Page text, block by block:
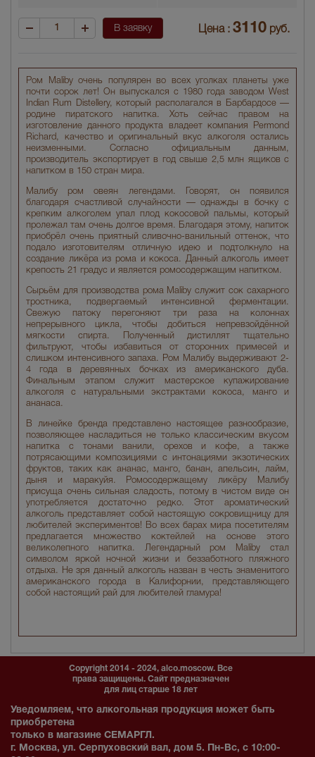
Ром Maliby очень популярен во всех уголках планеты уже
почти сорок лет! Он выпускался с 1980 года заводом West
Indian Rum Distellery, который располагался в Барбардосе —
родине пиратского напитка. Хоть сейчас правом на
изготовление данного продукта владеет компания Permond
Richard, качество и оригинальный вкус алкоголя остались
неизменными. Согласно официальным данным,
производитель экспортирует в год свыше 2,5 млн ящиков с
напитком в 150 стран мира.
Малибу ром овеян легендами. Говорят, он появился
благодаря счастливой случайности — однажды в бочку с
крепким алкоголем упал плод кокосовой пальмы, который
пролежал там очень долгое время. Благодаря этому, напиток
приобрёл очень приятный сливочно-ванильный оттенок, что
подало изготовителям отличную идею и подтолкнуло на
создание ликёра из рома и кокоса. Данный алкоголь имеет
крепость 21 градус и является ромосодержащим напитком.
Сырьём для производства рома Maliby служит сок сахарного
тростника, подвергаемый интенсивной ферментации.
Свежую патоку перегоняют три раза на колоннах
непрерывного цикла, чтобы добиться непревзойдённой
мягкости спирта. Полученный дистиллят тщательно
фильтруют, чтобы избавиться от сторонних примесей и
слишком интенсивного запаха. Ром Малибу выдерживают 2-
4 года в деревянных бочках из американского дуба.
Финальным этапом служит мастерское купажирование
алкоголя с натуральными экстрактами кокоса, манго и
ананаса.
В линейке бренда представлено настоящее разнообразие,
позволяющее насладиться не только классическим вкусом
напитка с тонами ванили, орехов и кофе, а также
потрясающими композициями с интонациями экзотических
фруктов, таких как ананас, манго, банан, апельсин, лайм,
дыня и маракуйя. Ромосодержащему ликёру Малибу
присуща очень сильная сладость, потому в чистом виде он
употребляется достаточно редко. Этот ароматический
алкоголь представляет собой настоящую сокровищницу для
любителей экспериментов! Во всех барах мира посетителям
предлагается множество коктейлей на основе этого
великолепного напитка. Легендарный ром Maliby стал
символом яркой ночной жизни и беззаботного пляжного
отдыха. Не зря данный алкоголь назван в честь знаменитого
американского города в Калифорнии, представляющего
собой настоящий рай для любителей гламура!
В заявку Цена : 3110 руб.
Copyright 2014 - 2024, alco.moscow. Все
права защищены. Сайт предназначен
для лиц старше 18 лет
Уведомляем, что алкогольная продукция может быть
приобретена
только в магазине СЕМАРГЛ.
г. Москва, ул. Серпуховский вал, дом 5. Пн-Вс, с 10:00-